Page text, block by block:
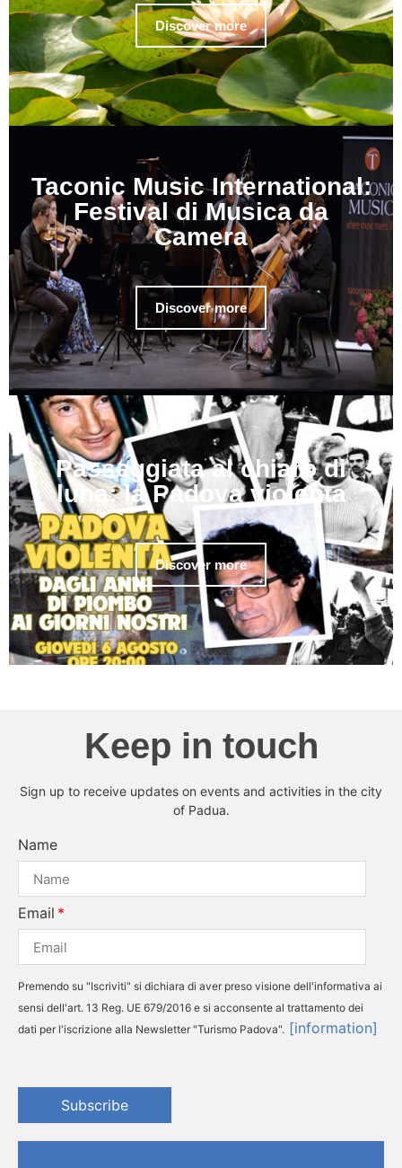
Discover more
Taconic Music International:
Festival di Musica da
Camera
Discover more
Passeggiata al chiaro di
luna: la Padova violenta
Discover more
Keep in touch
Sign up to receive updates on events and activities in the city
of Padua.
Name
Email
Premendo su "Iscriviti" si dichiara di aver preso visione dell'informativa ai
sensi dell'art. 13 Reg. UE 679/2016 e si acconsente al trattamento dei
dati per l'iscrizione alla Newsletter "Turismo Padova". [information]
Subscribe